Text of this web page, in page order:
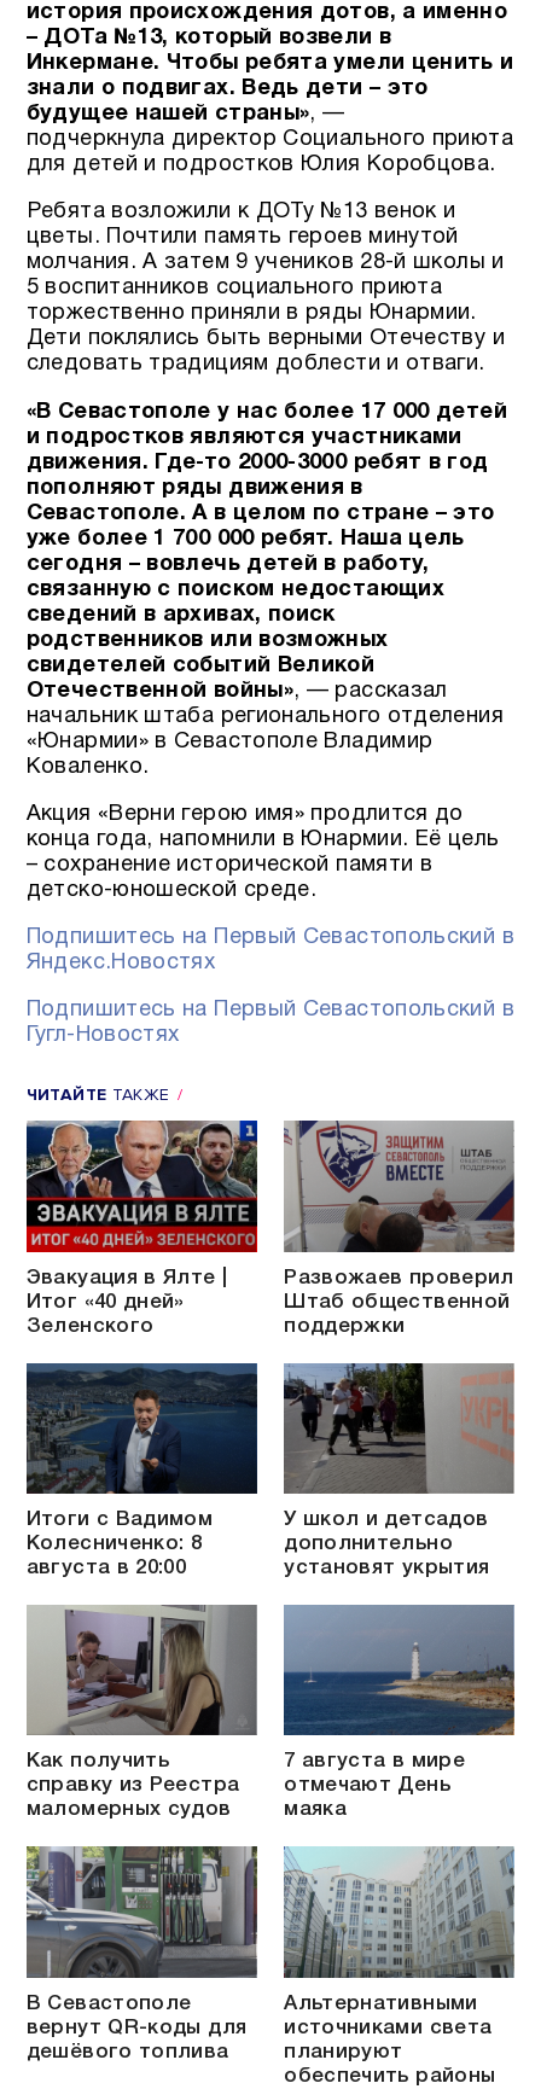
история происхождения дотов, а именно
– ДОТа №13, который возвели в
Инкермане. Чтобы ребята умели ценить и
знали о подвигах. Ведь дети – это
будущее нашей страны», —
подчеркнула директор Социального приюта
для детей и подростков Юлия Коробцова.
Ребята возложили к ДОТу №13 венок и
цветы. Почтили память героев минутой
молчания. А затем 9 учеников 28-й школы и
5 воспитанников социального приюта
торжественно приняли в ряды Юнармии.
Дети поклялись быть верными Отечеству и
следовать традициям доблести и отваги.
«В Севастополе у нас более 17 000 детей
и подростков являются участниками
движения. Где-то 2000-3000 ребят в год
пополняют ряды движения в
Севастополе. А в целом по стране – это
уже более 1 700 000 ребят. Наша цель
сегодня – вовлечь детей в работу,
связанную с поиском недостающих
сведений в архивах, поиск
родственников или возможных
свидетелей событий Великой
Отечественной войны», — рассказал
начальник штаба регионального отделения
«Юнармии» в Севастополе Владимир
Коваленко.
Акция «Верни герою имя» продлится до
конца года, напомнили в Юнармии. Её цель
– сохранение исторической памяти в
детско-юношеской среде.
Подпишитесь на Первый Севастопольский в
Яндекс.Новостях
Подпишитесь на Первый Севастопольский в
Гугл-Новостях
ЧИТАЙТЕ ТАКЖЕ
Эвакуация в Ялте |
Итог «40 дней»
Зеленского
Развожаев проверил
Штаб общественной
поддержки
Итоги с Вадимом
Колесниченко: 8
августа в 20:00
У школ и детсадов
дополнительно
установят укрытия
Как получить
справку из Реестра
маломерных судов
7 августа в мире
отмечают День
маяка
В Севастополе
вернут QR-коды для
дешёвого топлива
Альтернативными
источниками света
планируют
обеспечить районы